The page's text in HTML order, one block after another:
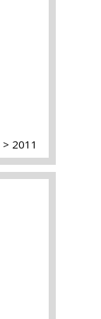
2011